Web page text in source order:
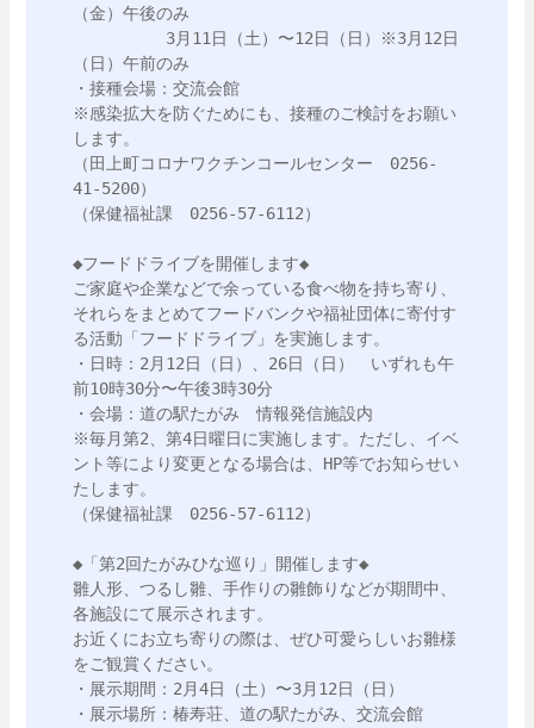
（金）午後のみ
3月11日（土）〜12日（日）※3月12日
（日）午前のみ
・接種会場：交流会館
※感染拡大を防ぐためにも、接種のご検討をお願い
します。
（田上町コロナワクチンコールセンター　0256-
41-5200）
（保健福祉課　0256-57-6112）
◆フードドライブを開催します◆
ご家庭や企業などで余っている食べ物を持ち寄り、
それらをまとめてフードバンクや福祉団体に寄付す
る活動「フードドライブ」を実施します。
・日時：2月12日（日）、26日（日）　いずれも午
前10時30分〜午後3時30分
・会場：道の駅たがみ　情報発信施設内
※毎月第2、第4日曜日に実施します。ただし、イベ
ント等により変更となる場合は、HP等でお知らせい
たします。
（保健福祉課　0256-57-6112）
◆「第2回たがみひな巡り」開催します◆
雛人形、つるし雛、手作りの雛飾りなどが期間中、
各施設にて展示されます。
お近くにお立ち寄りの際は、ぜひ可愛らしいお雛様
をご観賞ください。
・展示期間：2月4日（土）〜3月12日（日）
・展示場所：椿寿荘、道の駅たがみ、交流会館